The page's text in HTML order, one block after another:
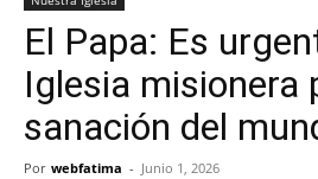
El Papa: Es
Iglesia misionera
sanación del
Por webfatima - Junio 1, 2026